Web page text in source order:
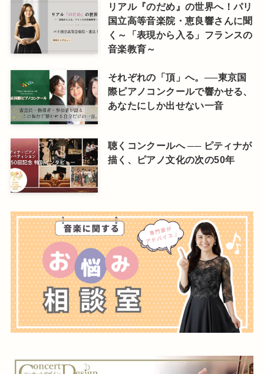
リアル『のだめ』の世界へ！パリ
国立高等音楽院・恵良響さんに聞
く～「表現から入る」フランスの
音楽教育～
それぞれの「頂」へ。──東京国
際ピアノコンクールで響かせる、
あなたにしか出せない一音
聴くコンクールへ ── ピティナが
描く、ピアノ文化の次の50年